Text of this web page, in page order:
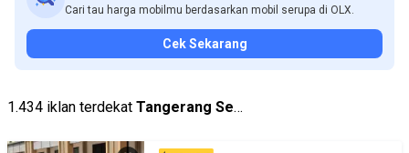
Cari tau harga mobilmu berdasarkan mobil serupa di OLX.
Cek Sekarang
1.434 iklan terdekat Tangerang Selatan Kota